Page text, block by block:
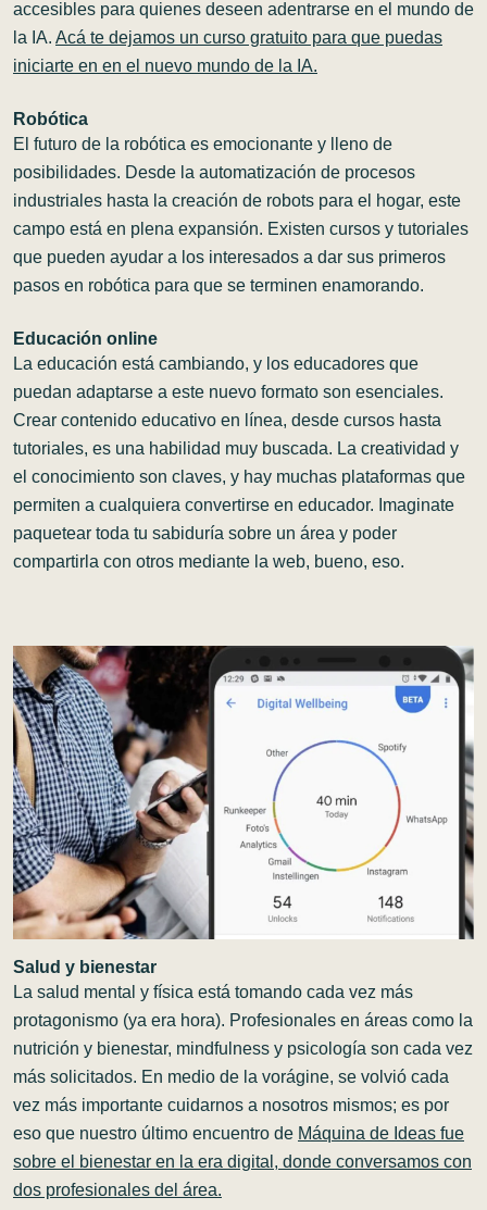
accesibles para quienes deseen adentrarse en el mundo de
la IA. Acá te dejamos un curso gratuito para que puedas
iniciarte en en el nuevo mundo de la IA.
Robótica
El futuro de la robótica es emocionante y lleno de
posibilidades. Desde la automatización de procesos
industriales hasta la creación de robots para el hogar, este
campo está en plena expansión. Existen cursos y tutoriales
que pueden ayudar a los interesados a dar sus primeros
pasos en robótica para que se terminen enamorando.
Educación online
La educación está cambiando, y los educadores que
puedan adaptarse a este nuevo formato son esenciales.
Crear contenido educativo en línea, desde cursos hasta
tutoriales, es una habilidad muy buscada. La creatividad y
el conocimiento son claves, y hay muchas plataformas que
permiten a cualquiera convertirse en educador. Imaginate
paquetear toda tu sabiduría sobre un área y poder
compartirla con otros mediante la web, bueno, eso.
Salud y bienestar
La salud mental y física está tomando cada vez más
protagonismo (ya era hora). Profesionales en áreas como la
nutrición y bienestar, mindfulness y psicología son cada vez
más solicitados. En medio de la vorágine, se volvió cada
vez más importante cuidarnos a nosotros mismos; es por
eso que nuestro último encuentro de Máquina de Ideas fue
sobre el bienestar en la era digital, donde conversamos con
dos profesionales del área.